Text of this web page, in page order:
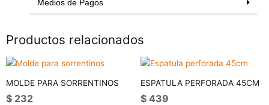
Medios de Pagos
Productos relacionados
MOLDE PARA SORRENTINOS
$ 232
ESPATULA PERFORADA 45CM
$ 439